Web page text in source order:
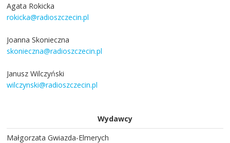
Agata Rokicka
rokicka@radioszczecin.pl
Joanna Skonieczna
skonieczna@radioszczecin.pl
Janusz Wilczyński
wilczynski@radioszczecin.pl
Wydawcy
Małgorzata Gwiazda-Elmerych